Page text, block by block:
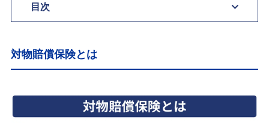
目次
対物賠償保険で補償されるケース
補償されない主な範囲
対物賠償保険とは